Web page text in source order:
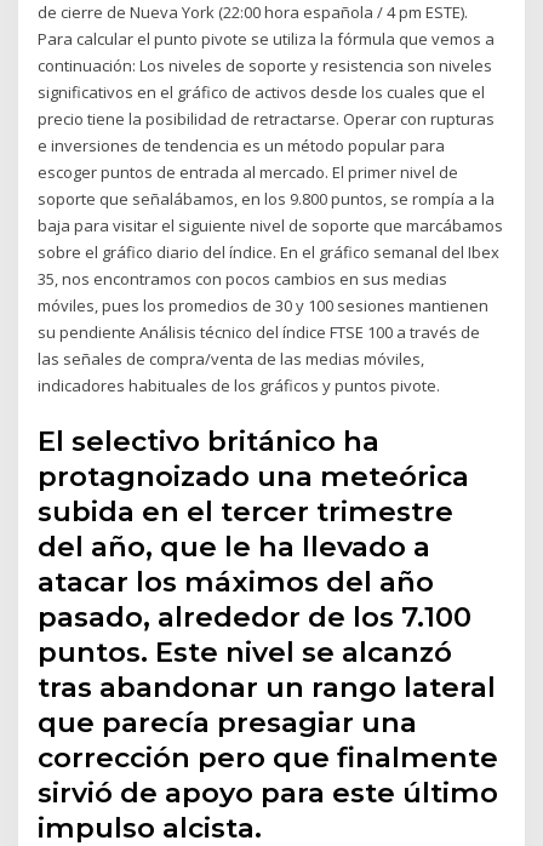
de cierre de Nueva York (22:00 hora española / 4 pm ESTE).
Para calcular el punto pivote se utiliza la fórmula que vemos a
continuación: Los niveles de soporte y resistencia son niveles
significativos en el gráfico de activos desde los cuales que el
precio tiene la posibilidad de retractarse. Operar con rupturas
e inversiones de tendencia es un método popular para
escoger puntos de entrada al mercado. El primer nivel de
soporte que señalábamos, en los 9.800 puntos, se rompía a la
baja para visitar el siguiente nivel de soporte que marcábamos
sobre el gráfico diario del índice. En el gráfico semanal del Ibex
35, nos encontramos con pocos cambios en sus medias
móviles, pues los promedios de 30 y 100 sesiones mantienen
su pendiente Análisis técnico del índice FTSE 100 a través de
las señales de compra/venta de las medias móviles,
indicadores habituales de los gráficos y puntos pivote.
El selectivo británico ha
protagnoizado una meteórica
subida en el tercer trimestre
del año, que le ha llevado a
atacar los máximos del año
pasado, alrededor de los 7.100
puntos. Este nivel se alcanzó
tras abandonar un rango lateral
que parecía presagiar una
corrección pero que finalmente
sirvió de apoyo para este último
impulso alcista.